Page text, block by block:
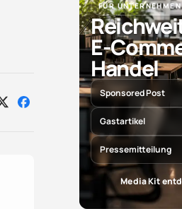
Auf Auf
FÜR UNTERNEHMEN
E-
Handel
Sponsored Post
Gastartikel
Pressemitteilung
Media Kit